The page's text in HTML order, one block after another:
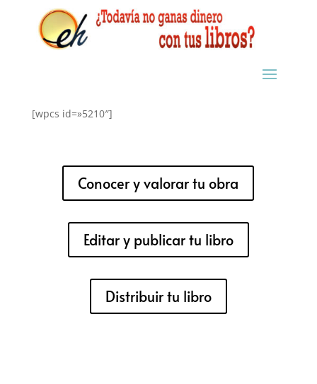
[wpcs id=»5210″]
Conocer y valorar tu obra
Editar y publicar tu libro
Distribuir tu libro